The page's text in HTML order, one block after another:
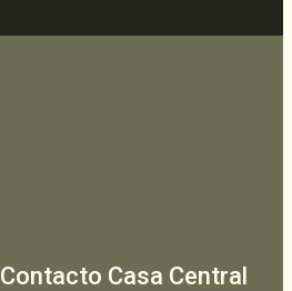
Contacto Casa Central